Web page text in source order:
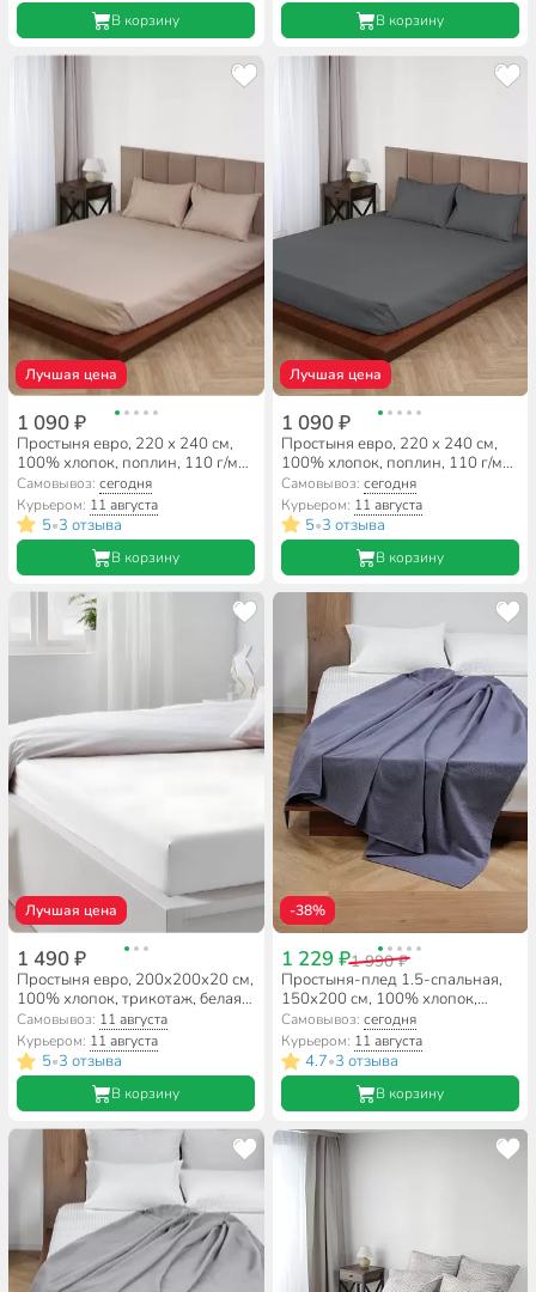
В корзину В корзину
Лучшая цена
1 090 ₽
Простыня евро, 220 х 240 см,
100% хлопок, поплин, 110 г/м2,
бежевая, Silvano, Узбекистан
Самовывоз:сегодня
Курьером: 11 августа
5•3 отзыва
В корзину
Лучшая цена
1 090 ₽
Простыня евро, 220 х 240 см,
100% хлопок, поплин, 110 г/м2,
темно-серая, Silvano,
Узбекистан
Самовывоз: сегодня
Курьером: 11 августа
5•3 отзыва
В корзину
Лучшая цена
1 490 ₽
Простыня евро, 200х200х20 см,
100% хлопок, трикотаж, белая,
на резинке, Silvano
Самовывоз: 11 августа
Курьером: 11 августа
5•3 отзыва
В корзину
-38%
1 229 ₽1 990 ₽
Простыня-плед 1.5-спальная,
150х200 см, 100% хлопок,
вафельная ткань, 210 г/м2,
Волшебная ночь, Маренго
Самовывоз: сегодня
Курьером: 11 августа
4.7•3 отзыва
В корзину